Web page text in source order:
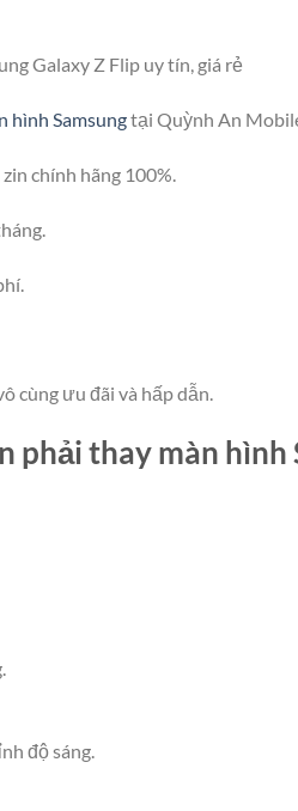
Galaxy Z Flip uy tín, giá rẻ
hình Samsungtại Quỳnh An
chính hãng 100%.
cùng ưu đãi và hấp dẫn.
phải thay màn hình
độ sáng.